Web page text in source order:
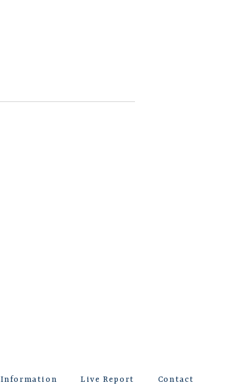
Information Live Report Contact